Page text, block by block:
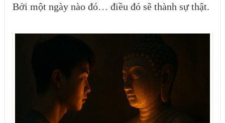
Bởi một ngày nào đó… điều đó sẽ thành sự thật.